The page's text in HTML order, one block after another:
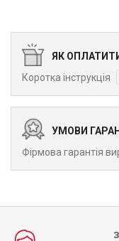
ЯК
Коротка інструкція
УМОВИ
Фірмова гарантія